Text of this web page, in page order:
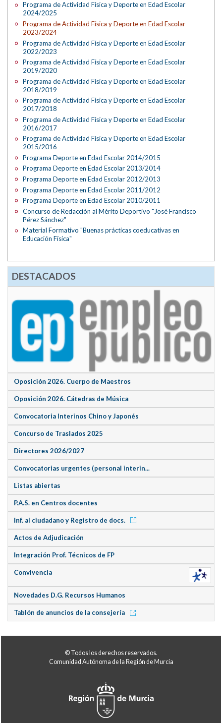
Programa de Actividad Física y Deporte en Edad Escolar
2024/2025
Programa de Actividad Física y Deporte en Edad Escolar
2023/2024
Programa de Actividad Física y Deporte en Edad Escolar
2022/2023
Programa de Actividad Física y Deporte en Edad Escolar
2019/2020
Programa de Actividad Física y Deporte en Edad Escolar
2018/2019
Programa de Actividad Física y Deporte en Edad Escolar
2017/2018
Programa de Actividad Física y Deporte en Edad Escolar
2016/2017
Programa de Actividad Física y Deporte en Edad Escolar
2015/2016
Programa Deporte en Edad Escolar 2014/2015
Programa Deporte en Edad Escolar 2013/2014
Programa Deporte en Edad Escolar 2012/2013
Programa Deporte en Edad Escolar 2011/2012
Programa Deporte en Edad Escolar 2010/2011
Concurso de Redacción al Mérito Deportivo "José Francisco
Pérez Sánchez"
Material Formativo "Buenas prácticas coeducativas en
Educación Física"
DESTACADOS
Oposición 2026. Cuerpo de Maestros
Oposición 2026. Cátedras de Música
Convocatoria Interinos Chino y Japonés
Concurso de Traslados 2025
Directores 2026/2027
Convocatorias urgentes (personal interin...
Listas abiertas
P.A.S. en Centros docentes
Inf. al ciudadano y Registro de docs.
Actos de Adjudicación
Integración Prof. Técnicos de FP
Convivencia
Novedades D.G. Recursos Humanos
Tablón de anuncios de la consejería
© Todos los derechos reservados.
Comunidad Autónoma de la Región de Murcia